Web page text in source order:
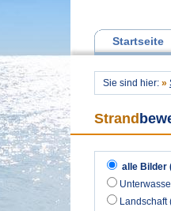
Startseite
Sie sind hier: »
Strand
alle Bilder
Landschaft